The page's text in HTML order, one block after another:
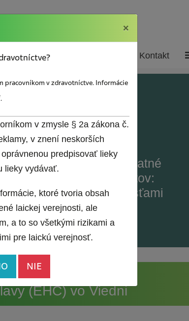
Sociálna poradňa Kontakt
Mám záujem o bezplatné
materiály pre pacientov:
Diár pacienta s bolesťami
hlavy
(EHC) vo Viedni
×
pracovníkom v zdravotníctve. Informácie
v zmysle § 2a zákona č.
v znení neskorších
predpisovať lieky
lieky vydávať.
ktoré tvoria obsah
laickej verejnosti, ale
a to so všetkými rizikami a
pre laickú verejnosť.
NIE